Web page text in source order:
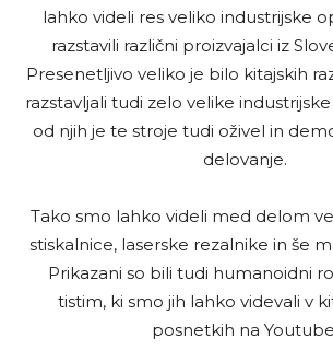
lahko videli res veliko industrijske
razstavili različni proizvajalci iz
Presenetljivo veliko je bilo kitajskih
razstavljali tudi zelo velike
od njih je te stroje tudi oživel in
delovanje.
Tako smo lahko videli med delom
stiskalnice, laserske rezalnike in še
Prikazani so bili tudi humanoidni
tistim, ki smo jih lahko videvali v
posnetkih na